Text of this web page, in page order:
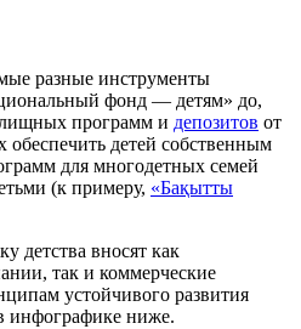
разные инструменты
фонд — детям» до,
программ и депозитов от
детей собственным
для многодетных семей
(к примеру, «Бақытты
детства вносят как
так и коммерческие
устойчивого развития
инфографике ниже.